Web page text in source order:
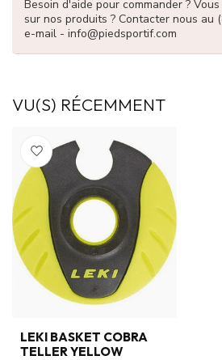
Besoin d'aide pour commander ?
sur nos produits ? Contacter nous au
e-mail - info@piedsportif.com
VU(S) RÉCEMMENT
LEKI BASKET COBRA
TELLER YELLOW